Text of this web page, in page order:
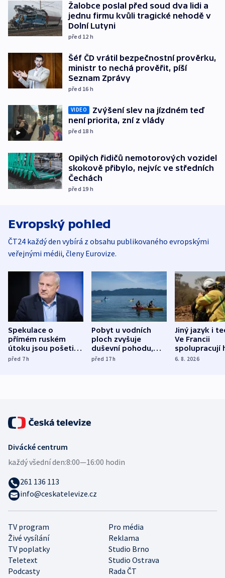
Žalobce poslal před soud dva lidi a
jednu firmu kvůli tragické nehodě v
Dolní Lutyni
před 12 h
Šéf ČD vrátil bezpečnostní prověrku,
ministr to nechá prověřit, píší
Seznam Zprávy
před 16 h
VIDEO
Zvýšení slev na jízdném teď
není priorita, zní z vlády
před 18 h
Opilých řidičů nemotorových vozidel
skokově přibylo, nejvíc ve středních
Čechách
před 19 h
Evropský pohled
ČT24 každý den vybírá z obsahu publikovaného evropskými
veřejnými médii, členy Eurovize.
Spekulace o
přímém ruském
útoku jsou pošetilé,
míní estonský
před 7h
Pobyt u vodních
ploch zvyšuje
duševní pohodu,
ukázala
před 17h
Jiný jazyk i
Ve Francii
spolupracují
různých zemí
6. 8. 2026
TV program
Pro média
Živé vysílání
Reklama
TV poplatky
Studio Brno
Teletext
Studio Ostrava
Podcasty
Rada ČT
Divácké centrum
každý všední den:8:00—16:00 hodin
261 136 113
info@ceskatelevize.cz